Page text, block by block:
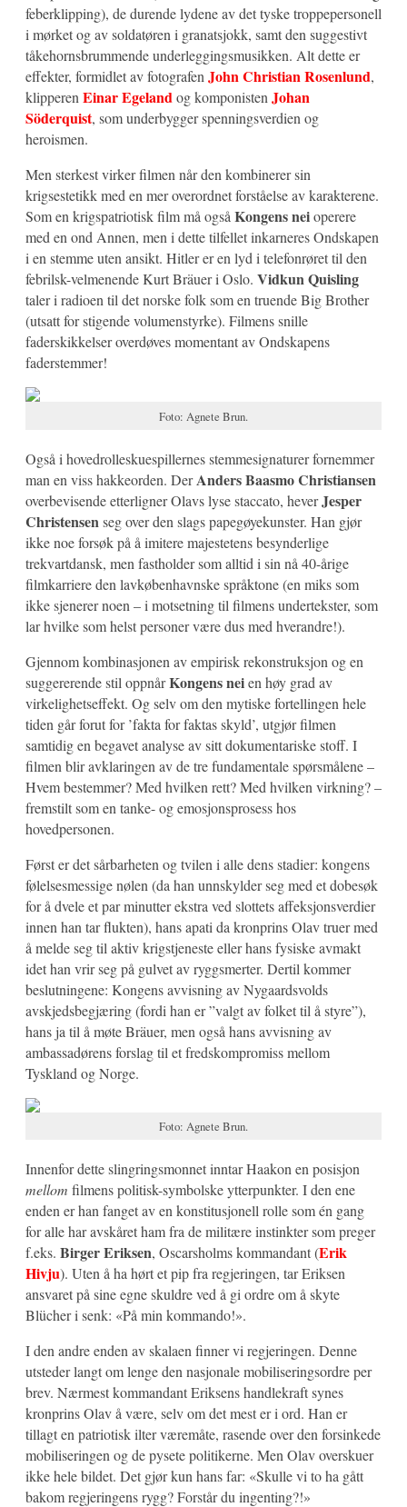
feberklipping), de durende lydene av det tyske troppepersonell
i mørket og av soldatøren i granatsjokk, samt den suggestivt
tåkehornsbrummende underleggingsmusikken. Alt dette er
effekter, formidlet av fotografenJohn Christian Rosenlund,
klipperenEinar Egelandog komponistenJohan
Söderquist, som underbygger spenningsverdien og
heroismen.
Men sterkest virker filmen når den kombinerer sin
krigsestetikk med en mer overordnet forståelse av karakterene.
Som en krigspatriotisk film må ogsåKongens neioperere
med en ond Annen, men i dette tilfellet inkarneres Ondskapen
i en stemme uten ansikt. Hitler er en lyd i telefonrøret til den
febrilsk-velmenende Kurt Bräuer i Oslo. Vidkun Quisling
taler i radioen til det norske folk som en truende Big Brother
(utsatt for stigende volumenstyrke). Filmens snille
faderskikkelser overdøves momentant av Ondskapens
faderstemmer!
Foto: Agnete Brun.
Også i hovedrolleskuespillernes stemmesignaturer fornemmer
man en viss hakkeorden. DerAnders Baasmo Christiansen
overbevisende etterligner Olavs lyse staccato, heverJesper
Christensenseg over den slags papegøyekunster. Han gjør
ikke noe forsøk på å imitere majestetens besynderlige
trekvartdansk, men fastholder som alltid i sin nå 40-årige
filmkarriere den lavkøbenhavnske språktone (en miks som
ikke sjenerer noen – i motsetning til filmens undertekster, som
lar hvilke som helst personer være dus med hverandre!).
Gjennom kombinasjonen av empirisk rekonstruksjon og en
suggererende stil oppnårKongens neien høy grad av
virkelighetseffekt. Og selv om den mytiske fortellingen hele
tiden går forut for ’fakta for faktas skyld’, utgjør filmen
samtidig en begavet analyse av sitt dokumentariske stoff. I
filmen blir avklaringen av de tre fundamentale spørsmålene –
Hvem bestemmer? Med hvilken rett? Med hvilken virkning? –
fremstilt som en tanke- og emosjonsprosess hos
hovedpersonen.
Først er det sårbarheten og tvilen i alle dens stadier: kongens
følelsesmessige nølen (da han unnskylder seg med et dobesøk
for å dvele et par minutter ekstra ved slottets affeksjonsverdier
innen han tar flukten), hans apati da kronprins Olav truer med
å melde seg til aktiv krigstjeneste eller hans fysiske avmakt
idet han vrir seg på gulvet av ryggsmerter. Dertil kommer
beslutningene: Kongens avvisning av Nygaardsvolds
avskjedsbegjæring (fordi han er ”valgt av folket til å styre”),
hans ja til å møte Bräuer, men også hans avvisning av
ambassadørens forslag til et fredskompromiss mellom
Tyskland og Norge.
Foto: Agnete Brun.
Innenfor dette slingringsmonnet inntar Haakon en posisjon
mellom filmens politisk-symbolske ytterpunkter. I den ene
enden er han fanget av en konstitusjonell rolle som én gang
for alle har avskåret ham fra de militære instinkter som preger
f.eks. Birger Eriksen, Oscarsholms kommandant (Erik
Hivju). Uten å ha hørt et pip fra regjeringen, tar Eriksen
ansvaret på sine egne skuldre ved å gi ordre om å skyte
Blücher i senk: «På min kommando!».
I den andre enden av skalaen finner vi regjeringen. Denne
utsteder langt om lenge den nasjonale mobiliseringsordre per
brev. Nærmest kommandant Eriksens handlekraft synes
kronprins Olav å være, selv om det mest er i ord. Han er
tillagt en patriotisk ilter væremåte, rasende over den forsinkede
mobiliseringen og de pysete politikerne. Men Olav overskuer
ikke hele bildet. Det gjør kun hans far: «Skulle vi to ha gått
bakom regjeringens rygg? Forstår du ingenting?!»